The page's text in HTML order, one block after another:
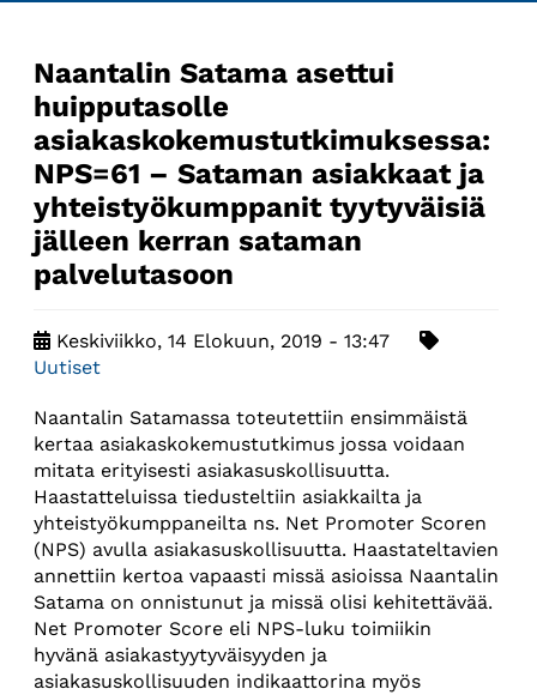
Naantalin Satama asettui
huipputasolle
asiakaskokemustutkimuksessa:
NPS=61 – Sataman asiakkaat ja
yhteistyökumppanit tyytyväisiä
jälleen kerran sataman
palvelutasoon
Keskiviikko, 14 Elokuun, 2019 - 13:47
Uutiset
Naantalin Satamassa toteutettiin ensimmäistä
kertaa asiakaskokemustutkimus jossa voidaan
mitata erityisesti asiakasuskollisuutta.
Haastatteluissa tiedusteltiin asiakkailta ja
yhteistyökumppaneilta ns. Net Promoter Scoren
(NPS) avulla asiakasuskollisuutta. Haastateltavien
annettiin kertoa vapaasti missä asioissa Naantalin
Satama on onnistunut ja missä olisi kehitettävää.
Net Promoter Score eli NPS-luku toimiikin
hyvänä asiakastyytyväisyyden ja
asiakasuskollisuuden indikaattorina myös